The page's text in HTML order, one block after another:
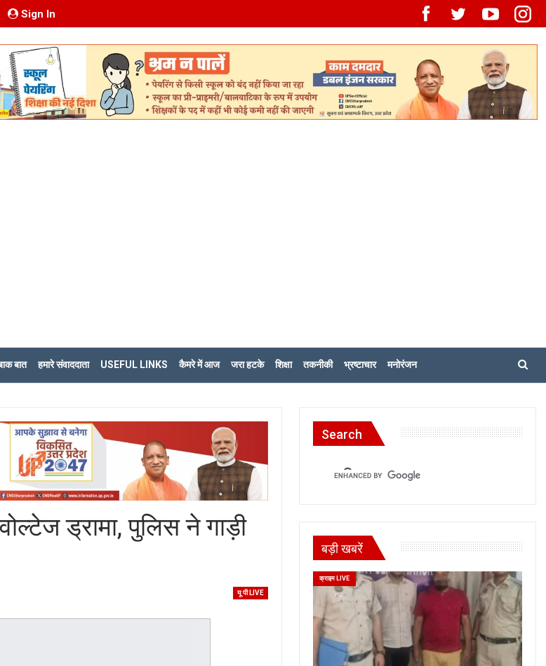
Sign In
बात हमारे संवाददाता USEFUL LINKS कैमरे में आज जरा हटके शिक्षा तकनीकी भ्रष्टाचार मनोरंजन
ड्रामा, पुलिस ने गाड़ी
यू पी LIVE
Search
बड़ी खबरें
क्राइम LIVE